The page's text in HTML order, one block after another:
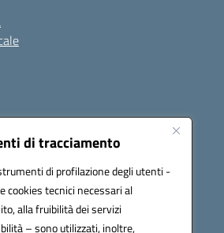
di tracciamento
di profilazione degli utenti -
cookies tecnici necessari al
alla fruibilità dei servizi
– sono utilizzati, inoltre,